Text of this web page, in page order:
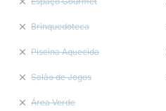
Brinquedoteca
Piscina Aquecida
Salão de Jogos
Área Verde